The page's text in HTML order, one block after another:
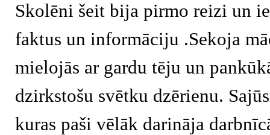
Skolēni šeit bija pirmo reizi un
faktus un informāciju .Sekoja
mielojās ar gardu tēju un
dzirkstošu svētku dzērienu.
kuras paši vēlāk darināja